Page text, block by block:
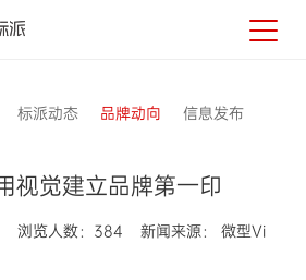
标派动态 品牌动向 信息发布
视觉建立品牌第一印
浏览人数：384 新闻来源： 微型Vi